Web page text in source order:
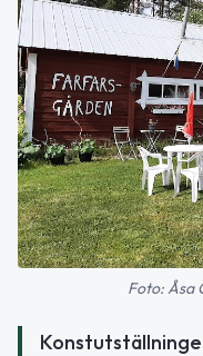
Foto: Åsa